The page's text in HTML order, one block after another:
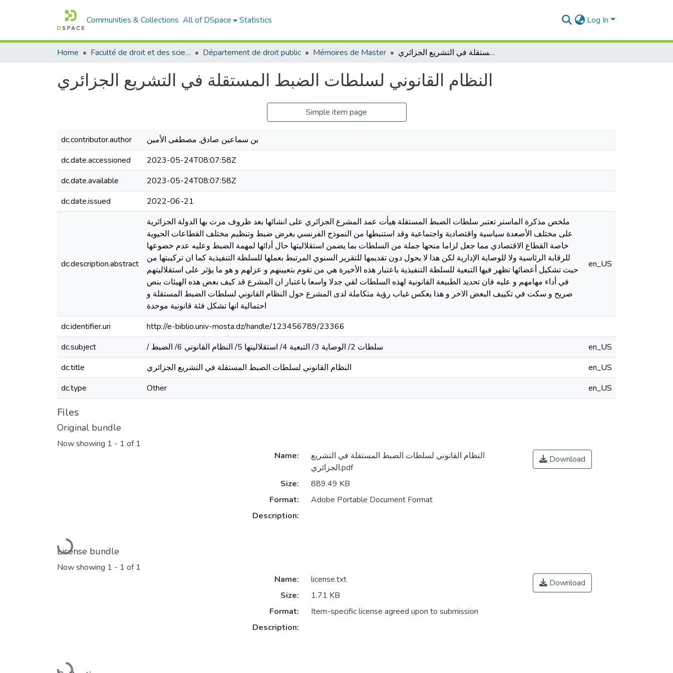
Communities & Collections All of DSpace Statistics Log In
Home Faculté de droit et des sciences politiques Département de droit public Mémoires de Master النظام القانوني لسلطات الضبط المستقلة في التشريع الجزائري
النظام القانوني لسلطات الضبط المستقلة في التشريع الجزائري
Simple item page
dc.contributor.author
بن سماعين صادق, مصطفى الأمين
dc.date.accessioned
2023-05-24T08:07:58Z
dc.date.available
2023-05-24T08:07:58Z
dc.date.issued
2022-06-21
dc.description.abstract
ملخص مذكرة الماستر تعتبر سلطات الضبط المستقلة هيأت عمد المشرع الجزائري على انشائها بعد ظروف مرت بها الدولة الجزائرية
على مختلف الأصعدة سياسية واقتصادية واجتماعية وقد استنبطها من النموذج الفرنسي بغرض ضبط وتنظيم مختلف القطاعات الحيوية
خاصة القطاع الاقتصادي مما جعل لزاما منحها جملة من السلطات بما يضمن استقلاليتها حال أدائها لمهمة الضبط وعليه عدم خضوعها
للرقابة الرئاسية ولا للوصاية الإدارية لكن هذا لا يحول دون تقديمها للتقرير السنوي المرتبط بعملها للسلطة التنفيذية كما ان تركيبتها من
حيث تشكيل أعضائها تظهر فيها التبعية للسلطة التنفيذية باعتبار هذه الأخيرة هي من تقوم بتعيينهم و عزلهم و هو ما يؤثر على استقلاليتهم
في أداء مهامهم و عليه فان تحديد الطبيعة القانونية لهذه السلطات لقي جدلا واسعا باعتبار ان المشرع قد كيف بعض هذه الهيئات بنص
صريح و سكت في تكييف البعض الاخر و هذا يعكس غياب رؤية متكاملة لدى المشرع حول النظام القانوني لسلطات الضبط المستقلة و
احتمالية انها تشكل فئة قانونية موحدة
en_US
dc.identifier.uri
http://e-biblio.univ-mosta.dz/handle/123456789/23366
dc.subject
/ سلطات 2/ الوصاية 3/ التبعية 4/ استقلاليتها 5/ النظام القانوني 6/ الضبط
en_US
dc.title
النظام القانوني لسلطات الضبط المستقلة في التشريع الجزائري
en_US
dc.type
Other en_US
Files
Original bundle
Now showing 1 - 1 of 1
Loading...
Name:
النظام القانوني لسلطات الضبط المستقلة في التشريع
الجزائري.pdf
Size:
889.49 KB
Format:
Adobe Portable Document Format
Description:
Download
License bundle
Now showing 1 - 1 of 1
Name:
license.txt
Size:
1.71 KB
Format:
Item-specific license agreed upon to submission
Description:
Download